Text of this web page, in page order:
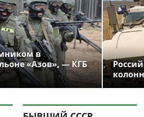
в
«Азов», — КГБ